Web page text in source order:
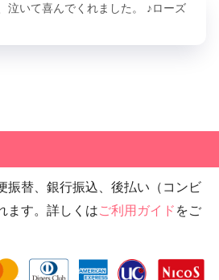
泣いて喜んでくれました。 ♪ローズ
振替、銀行振込、後払い（コンビ
ます。詳しくはご利用ガイド をご